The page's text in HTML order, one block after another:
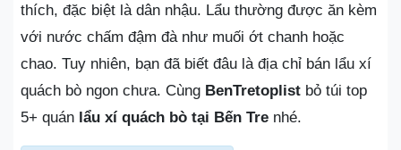
thích, đặc biệt là dân nhậu. Lẩu thường được ăn kèm
với nước chấm đậm đà như muối ớt chanh hoặc
chao. Tuy nhiên, bạn đã biết đâu là địa chỉ bán lẩu xí
quách bò ngon chưa. Cùng BenTretoplist bỏ túi top
5+ quán lẩu xí quách bò tại Bến Tre nhé.